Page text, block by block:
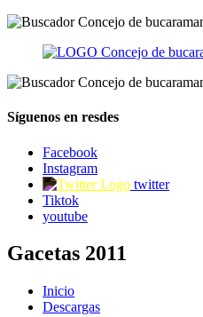
Síguenos en resdes
Facebook
Instagram
twitter
Tiktok
youtube
Gacetas 2011
Inicio
Descargas